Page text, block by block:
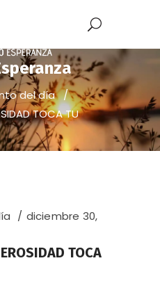
del día/
TOCA TU
diciembre 30,
TOCA